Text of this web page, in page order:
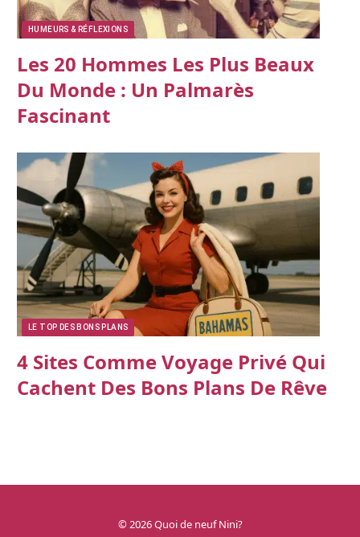
HUMEURS & RÉFLEXIONS
Les 20 Hommes Les Plus Beaux
Du Monde : Un Palmarès
Fascinant
LE TOP DES BONS PLANS
4 Sites Comme Voyage Privé Qui
Cachent Des Bons Plans De Rêve
© 2026 Quoi de neuf Nini?